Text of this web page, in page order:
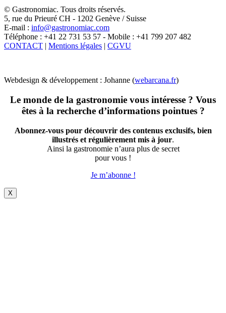
X
© Gastronomiac. Tous droits réservés.
5, rue du Prieuré CH - 1202 Genève / Suisse
E-mail : info@gastronomiac.com
Téléphone : +41 22 731 53 57 - Mobile : +41 799 207 482
CONTACT | Mentions légales | CGVU
Webdesign & développement : Johanne (webarcana.fr)
Le monde de la gastronomie vous intéresse ? Vous
êtes à la recherche d’informations pointues ?
Abonnez-vous pour découvrir des contenus exclusifs, bien
illustrés et régulièrement mis à jour.
Ainsi la gastronomie n’aura plus de secret
pour vous !
Je m’abonne !
X